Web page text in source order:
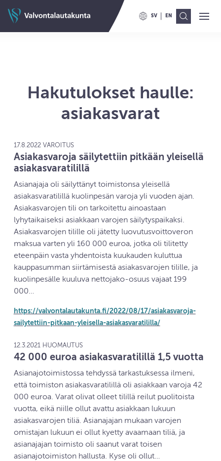
Valvontalautakunnan etusivulleSV
VAIHDA KIELELLE SWITCH
EN
VAIHDA KIELELLE
Hakutulokset haulle:
asiakasvarat
17.8.2022 VAROITUS
Asiakasvaroja säilytettiin pitkään yleisellä
asiakasvaratilillä
Asianajaja oli säilyttänyt toimistonsa yleisellä
asiakasvaratilillä kuolinpesän varoja yli vuoden ajan.
Asiakasvarojen tili on tarkoitettu ainoastaan
lyhytaikaiseksi asiakkaan varojen säilytyspaikaksi.
Asiakasvarojen tilille oli jätetty luovutusvoittoveron
maksua varten yli 160 000 euroa, jotka oli tilitetty
eteenpäin vasta yhdentoista kuukauden kuluttua
kauppasumman siirtämisestä asiakasvarojen tilille, ja
kuolinpesälle kuuluva nettojako-osuus vajaat 199
000…
https://valvontalautakunta.fi/2022/08/17/asiakasvaroja-
sailytettiin-pitkaan-yleisella-asiakasvaratililla/
12.3.2021 HUOMAUTUS
42 000 euroa asiakasvaratilillä 1,5 vuotta
Asianajotoimistossa tehdyssä tarkastuksessa ilmeni,
että toimiston asiakasvaratilillä oli asiakkaan varoja 42
000 euroa. Varat olivat olleet tilillä reilut puolitoista
vuotta, eikä niille ollut avattu asiakkaan lukuun
asiakasvarojen tiliä. Asianajajan mukaan varojen
omistajan lukuun ei ollut kyetty avaamaan tiliä, ja
asianajajan toimisto oli saanut varat toisen
asianajotoimiston hallusta. Kyse oli ollut…